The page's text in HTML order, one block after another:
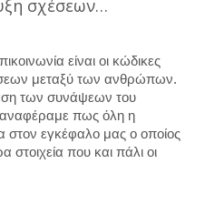
σχέσεων…
είναι οι κώδικες
μεταξύ των ανθρώπων.
των συνάψεων του
πως όλη η
στον εγκέφαλο μας ο οποίος
στοιχεία που και πάλι οι